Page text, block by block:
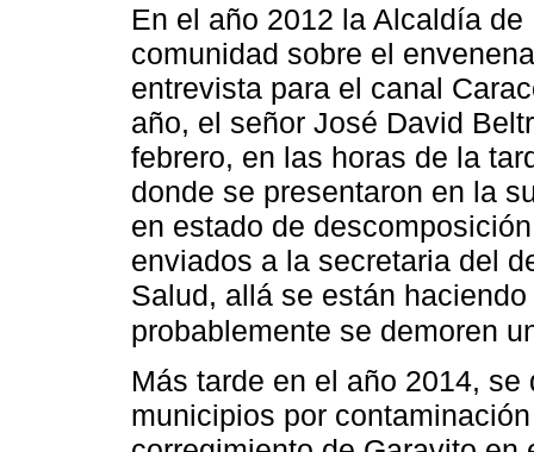
En el año 2012 la Alcaldía
comunidad sobre el
entrevista para el canal
año, el señor José David
febrero, en las horas de la
donde se presentaron en la
en estado de
enviados a la secretaria del
Salud, allá se están
probablemente se demoren
Más tarde en el año 2014,
municipios por